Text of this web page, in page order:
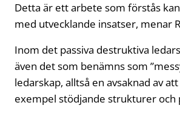
Detta är ett arbete som förstås
med utvecklande insatser, menar
Inom det passiva destruktiva
även det som benämns som
ledarskap, alltså en avsaknad av
exempel stödjande strukturer och